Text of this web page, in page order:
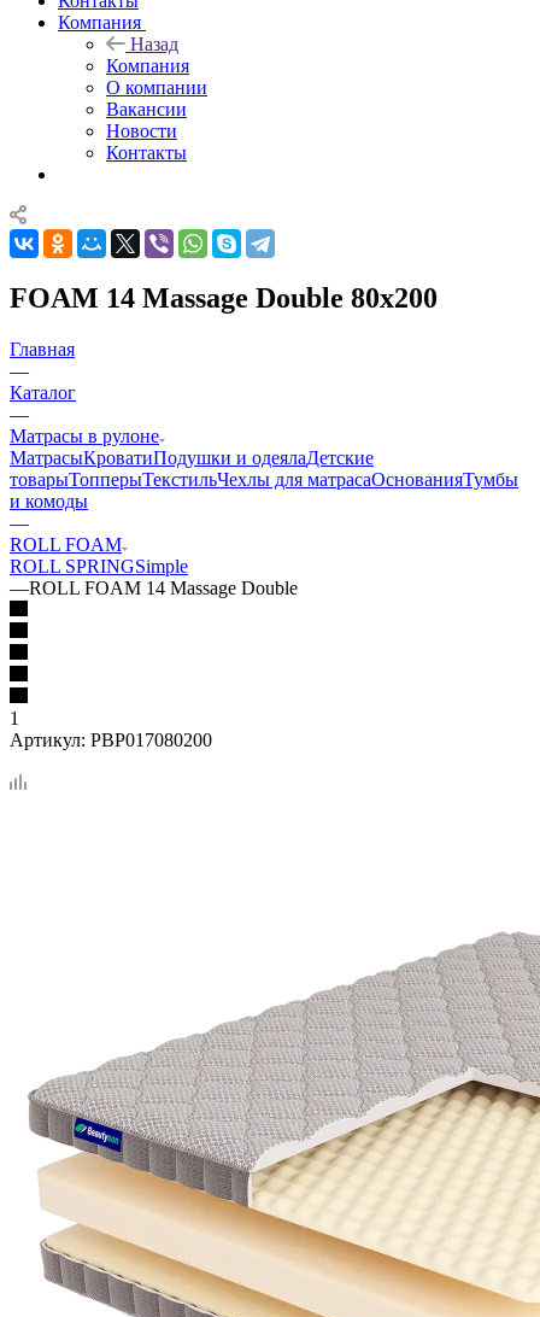
Компания
Назад
Компания
О компании
Вакансии
Новости
Контакты
FOAM 14 Massage Double 80x200
Главная
—
Каталог
—
Матрасы в рулоне
МатрасыКроватиПодушки и одеялаДетские
товарыТопперыТекстильЧехлы для матрасаОснованияТумбы
и комоды
—
ROLL FOAM
ROLL SPRINGSimple
—ROLL FOAM 14 Massage Double
1
Артикул: PBP017080200